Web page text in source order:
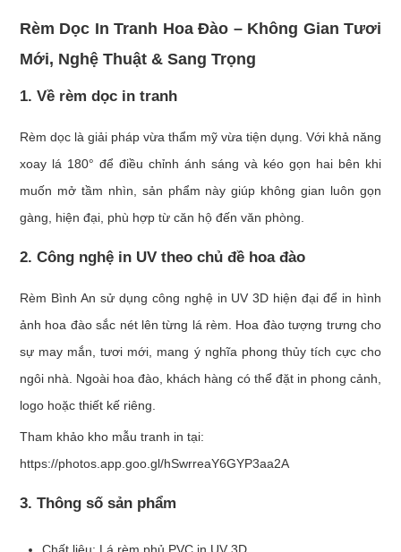
Rèm Dọc In Tranh Hoa Đào – Không Gian Tươi
Mới, Nghệ Thuật & Sang Trọng
1. Về rèm dọc in tranh
Rèm dọc là giải pháp vừa thẩm mỹ vừa tiện dụng. Với khả năng
xoay lá 180° để điều chỉnh ánh sáng và kéo gọn hai bên khi
muốn mở tầm nhìn, sản phẩm này giúp không gian luôn gọn
gàng, hiện đại, phù hợp từ căn hộ đến văn phòng.
2. Công nghệ in UV theo chủ đề hoa đào
Rèm Bình An sử dụng công nghệ in UV 3D hiện đại để in hình
ảnh hoa đào sắc nét lên từng lá rèm. Hoa đào tượng trưng cho
sự may mắn, tươi mới, mang ý nghĩa phong thủy tích cực cho
ngôi nhà. Ngoài hoa đào, khách hàng có thể đặt in phong cảnh,
logo hoặc thiết kế riêng.
Tham khảo kho mẫu tranh in tại:
https://photos.app.goo.gl/hSwrreaY6GYP3aa2A
3. Thông số sản phẩm